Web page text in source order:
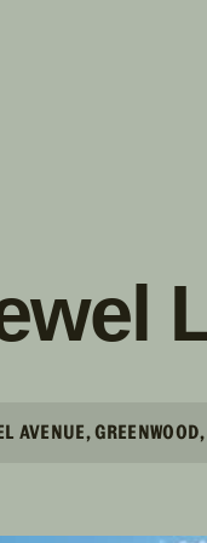
AVENUE,